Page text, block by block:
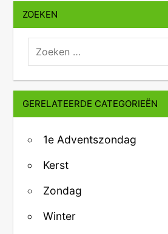
ZOEKEN
zoeken:
GERELATEERDE CATEGORIEËN
1e Adventszondag
Kerst
Zondag
Winter